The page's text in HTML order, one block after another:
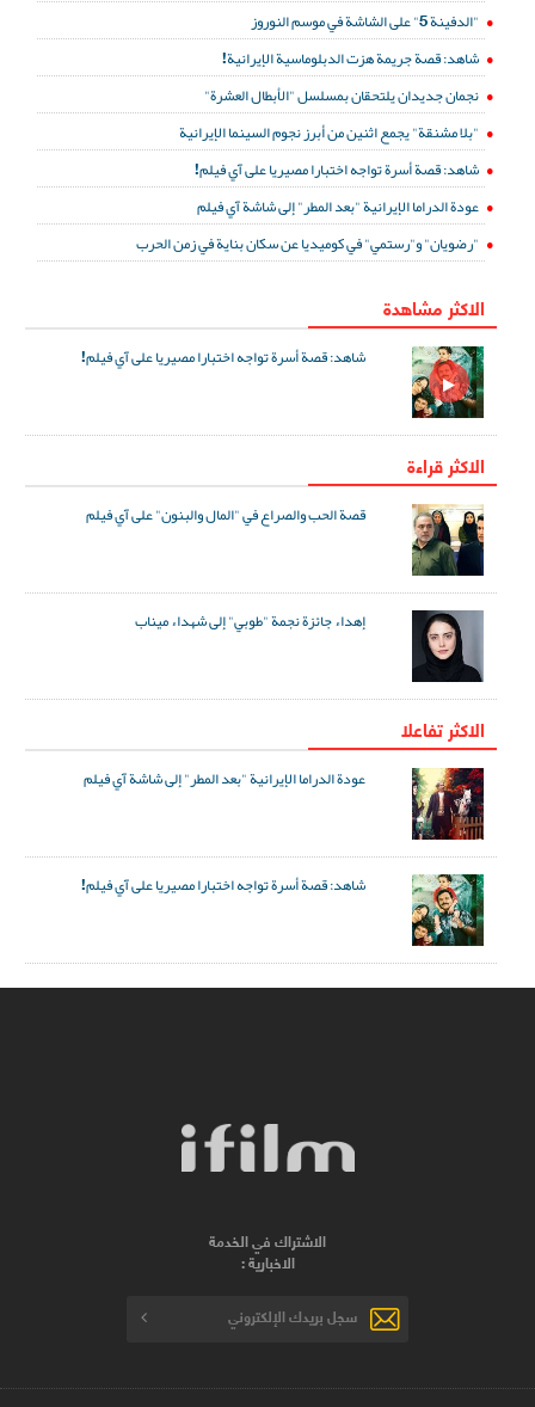
"الدفينة 5" على الشاشة في موسم النوروز
شاهد: قصة جريمة هزت الدبلوماسية الإيرانية!
نجمان جديدان يلتحقان بمسلسل "الأبطال العشرة"
"بلا مشنقة" يجمع اثنين من أبرز نجوم السينما الإيرانية
شاهد: قصة أسرة تواجه اختبارا مصيريا على آي فيلم!
عودة الدراما الإيرانية "بعد المطر" إلى شاشة آي فيلم
"رضويان" و"رستمي" في كوميديا عن سكان بناية في زمن الحرب
الاكثر مشاهدة
شاهد: قصة أسرة تواجه اختبارا مصيريا على آي فيلم!
الاكثر قراءة
قصة الحب والصراع في "المال والبنون" على آي فيلم
إهداء جائزة نجمة "طوبي" إلى شهداء ميناب
الاکثر تفاعلا
عودة الدراما الإيرانية "بعد المطر" إلى شاشة آي فيلم
شاهد: قصة أسرة تواجه اختبارا مصيريا على آي فيلم!
الاشتراك في الخدمة
الاخبارية :